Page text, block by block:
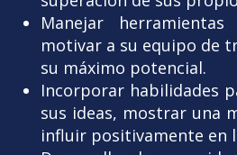
Manejar
motivar a su equipo de
su máximo potencial.
Incorporar habilidades
sus ideas, mostrar una
influir positivamente en